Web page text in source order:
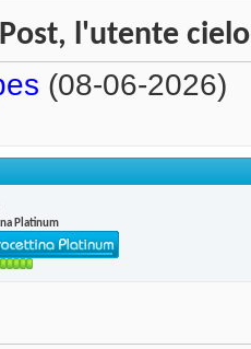
l'utente
(08-06-2026)
Platinum